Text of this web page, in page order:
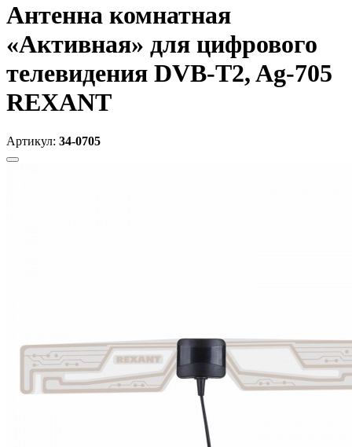
Антенна комнатная
«Активная» для цифрового
телевидения DVB-T2, Ag-705
REXANT
Артикул: 34-0705